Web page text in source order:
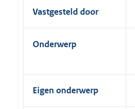
Vastgesteld door
Onderwerp
Eigen onderwerp